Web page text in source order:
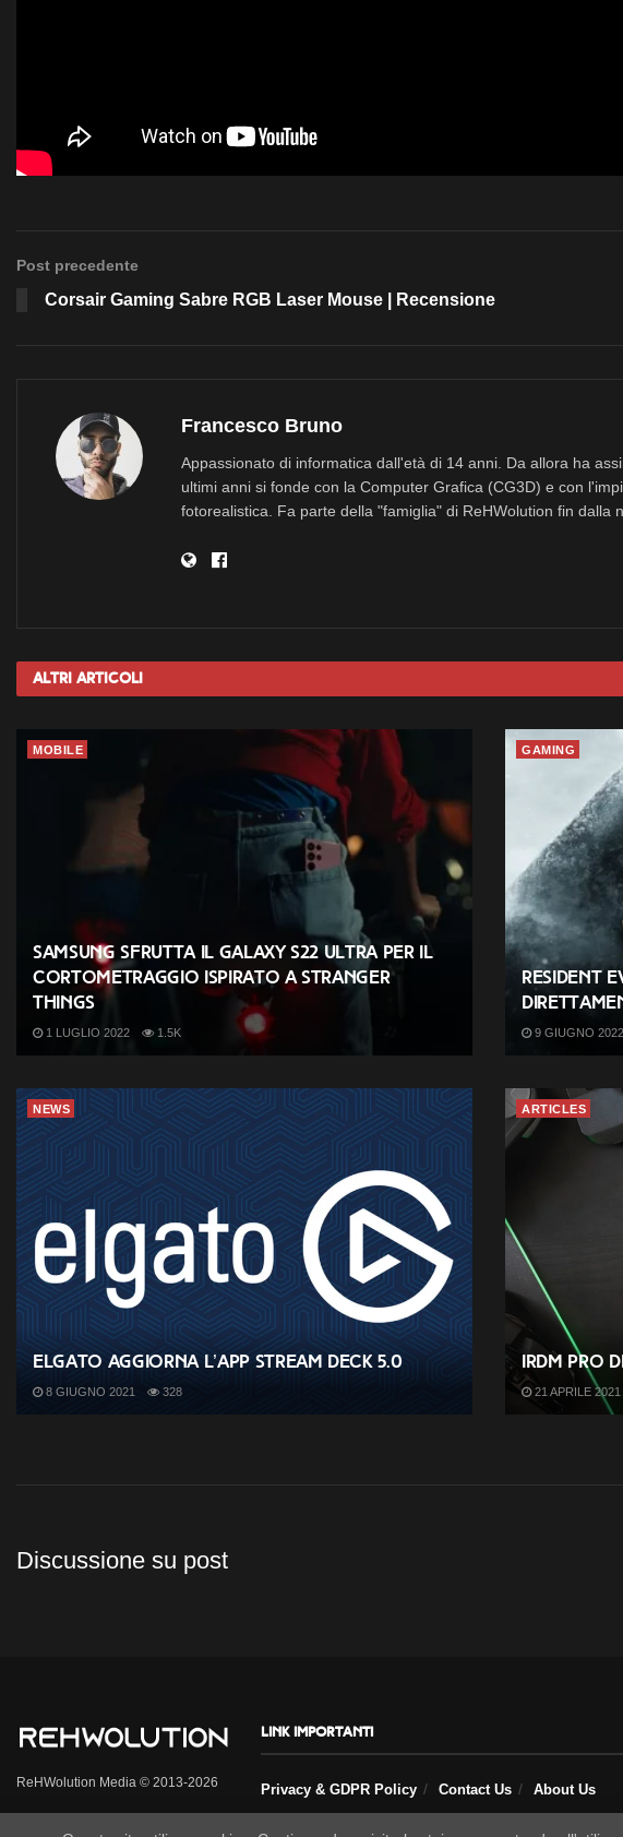
Post precedente
Corsair Gaming Sabre RGB Laser Mouse | Recensione
Francesco Bruno
Appassionato di informatica dall'età di 14 anni. Da allora ha
ultimi anni si fonde con la Computer Grafica (CG3D) e con
fotorealistica. Fa parte della "famiglia" di ReHWolution fin dalla
Altri Articoli
MOBILE
Samsung sfrutta il Galaxy S22 Ultra per il
cortometraggio ispirato a Stranger
Things
1 LUGLIO 2022 1.5K
GAMING
Resident
9 GIUGNO 2022
NEWS
Elgato aggiorna l’app Stream Deck 5.0
8 GIUGNO 2021 328
ARTICLES
IRDM PRO
21 APRILE 2021
Discussione su post
ReHWolution Media © 2013-2026
Link importanti
Privacy & GDPR Policy Contact Us About Us